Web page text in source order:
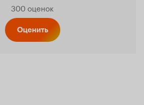
300 оценок
Оценить